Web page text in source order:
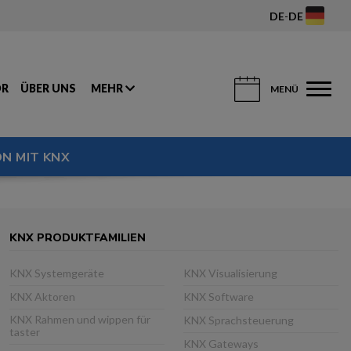
DE-DE
ÜBER UNS MEHR MENÜ
MIT KNX
KNX PRODUKTFAMILIEN
KNX Systemgeräte
KNX Aktoren
KNX Rahmen und wippen für
taster
KNX Visualisierung
KNX Software
KNX Sprachsteuerung
KNX Gateways